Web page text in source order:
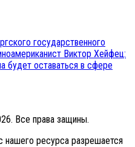
государственного
Виктор Хейфец:
будет оставаться в сфере
Все права защины.
нашего ресурса разрешается